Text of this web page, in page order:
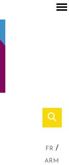
FR
ARM